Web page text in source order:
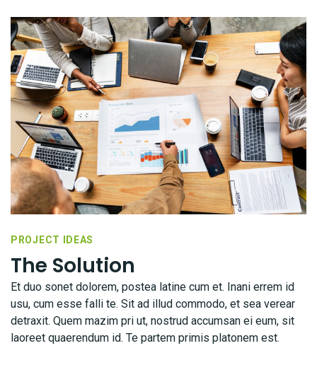
PROJECT IDEAS
The Solution
Et duo sonet dolorem, postea latine cum et. Inani errem id
usu, cum esse falli te. Sit ad illud commodo, et sea verear
detraxit. Quem mazim pri ut, nostrud accumsan ei eum, sit
laoreet quaerendum id. Te partem primis platonem est.